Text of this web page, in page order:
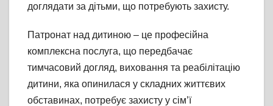
доглядати за дітьми, що потребують захисту.
Патронат над дитиною – це професійна
комплексна послуга, що передбачає
тимчасовий догляд, виховання та реабілітацію
дитини, яка опинилася у складних життєвих
обставинах, потребує захисту у сім’ї